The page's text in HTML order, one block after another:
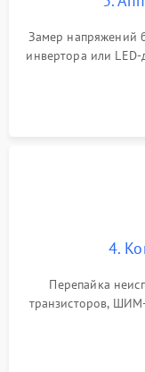
Поломка системы
Замер напряжений
инвертора или LED-
питания скалера
4.
Перепайка
транзисторов,
памяти при
разборка